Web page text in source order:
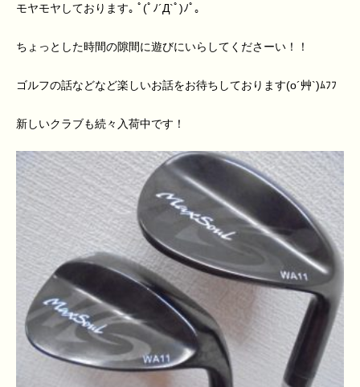
モヤモヤしております｡ ﾟ(ﾟﾉ´Д`ﾟ)ﾉﾟ｡
ちょっとした時間の隙間に遊びにいらしてくださーい！！
ゴルフの話などなど楽しいお話をお待ちしております(o´艸`)ﾑﾌﾌ
新しいクラブも続々入荷中です！